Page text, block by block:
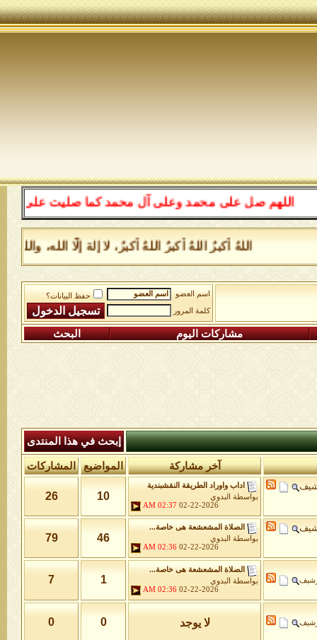
اللهم صل على محمد وعلى آل محمد كما صليت على إبراهيم
اللهُ أكبرُ اللهُ أكبرُ اللهُ أكبرُ، لا إلهَ إلَّا الله،
اسم العضو
حفظ البيانات؟
كلمة المرور
مشاركات اليوم البحث
إبحث في هذا المنتدى
آخر مشاركة المواضيع المشاركات
اداب واوراد الطريقة النقشبندية
بواسطة
البدوي
02-22-2026
02:37 AM
10
26
الصلاة المشعشعة هى خاصة...
بواسطة
البدوي
02-22-2026
02:36 AM
46
79
الصلاة المشعشعة هى خاصة...
بواسطة
البدوي
02-22-2026
02:36 AM
1
7
لا يوجد 0
0